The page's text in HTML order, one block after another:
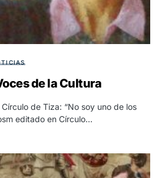
de la Cultura
de Tiza: “No soy uno de los
editado en Círculo…